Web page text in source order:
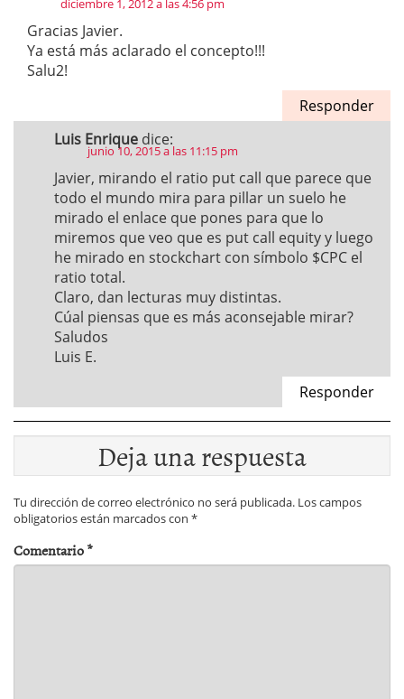
diciembre 1, 2012 a las 4:56 pm
Gracias Javier.
Ya está más aclarado el concepto!!!
Salu2!
Responder
Luis Enrique dice:
junio 10, 2015 a las 11:15 pm
Javier, mirando el ratio put call que parece que
todo el mundo mira para pillar un suelo he
mirado el enlace que pones para que lo
miremos que veo que es put call equity y luego
he mirado en stockchart con símbolo $CPC el
ratio total.
Claro, dan lecturas muy distintas.
Cúal piensas que es más aconsejable mirar?
Saludos
Luis E.
Responder
Deja una respuesta
Tu dirección de correo electrónico no será publicada. Los campos
obligatorios están marcados con *
Comentario*